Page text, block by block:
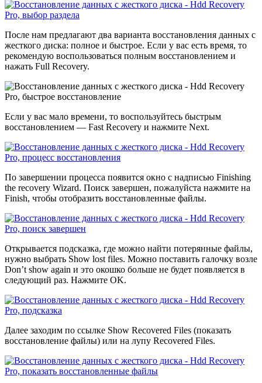
После нам предлагают два варианта восстановления данных с
жесткого диска: полное и быстрое. Если у вас есть время, то
рекомендую воспользоваться полным восстановлением и
нажать Full Recovery.
Если у вас мало времени, то воспользуйтесь быстрым
восстановлением — Fast Recovery и нажмите Next.
По завершении процесса появится окно с надписью Finishing
the recovery Wizard. Поиск завершен, пожалуйста нажмите на
Finish, чтобы отобразить восстановленные файлы.
Открывается подсказка, где можно найти потерянные файлы,
нужно выбрать Show lost files. Можно поставить галочку возле
Don’t show again и это окошко больше не будет появляется в
следующий раз. Нажмите OK.
Далее заходим по ссылке Show Recovered Files (показать
восстановление файлы) или на лупу Recovered Files.